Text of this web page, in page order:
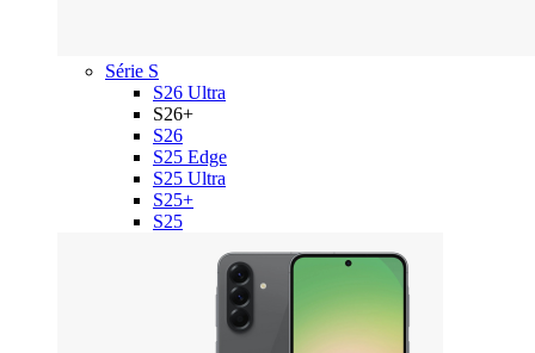
Série S
S26 Ultra
S26+
S26
S25 Edge
S25 Ultra
S25+
S25